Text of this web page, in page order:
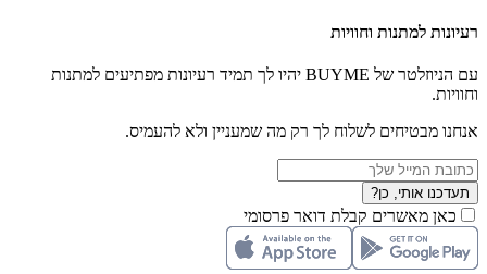
רעיונות למתנות וחוויות
עם הניוזלטר של BUYME יהיו לך תמיד רעיונות מפתיעים למתנות
וחוויות.
אנחנו מבטיחים לשלוח לך רק מה שמעניין ולא להעמיס.
תעדכנו אותי, כן?
כאן מאשרים קבלת דואר פרסומי